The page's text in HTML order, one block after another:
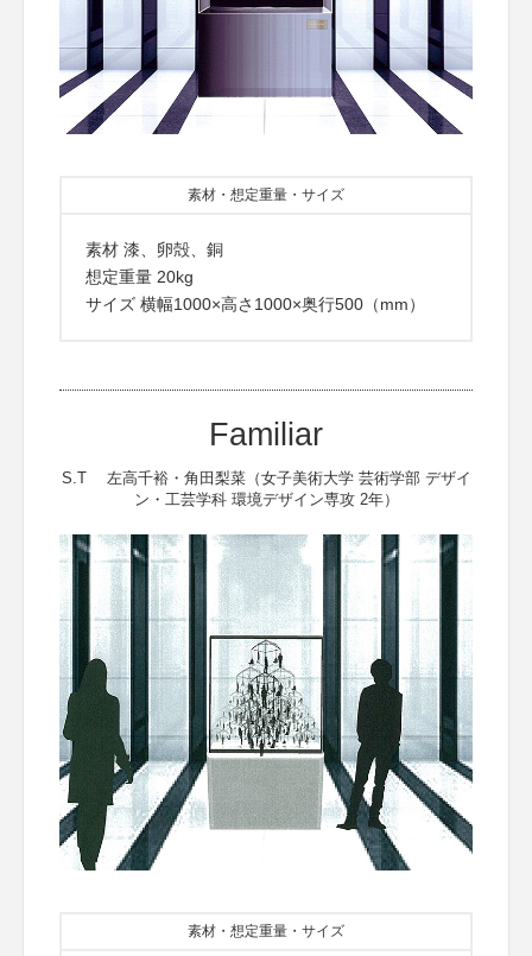
素材・想定重量・サイズ
素材 漆、卵殻、銅
想定重量 20kg
サイズ 横幅1000×高さ1000×奥行500（mm）
Familiar
S.T 左高千裕・角田梨菜（女子美術大学 芸術学部 デザイ
ン・工芸学科 環境デザイン専攻 2年）
素材・想定重量・サイズ